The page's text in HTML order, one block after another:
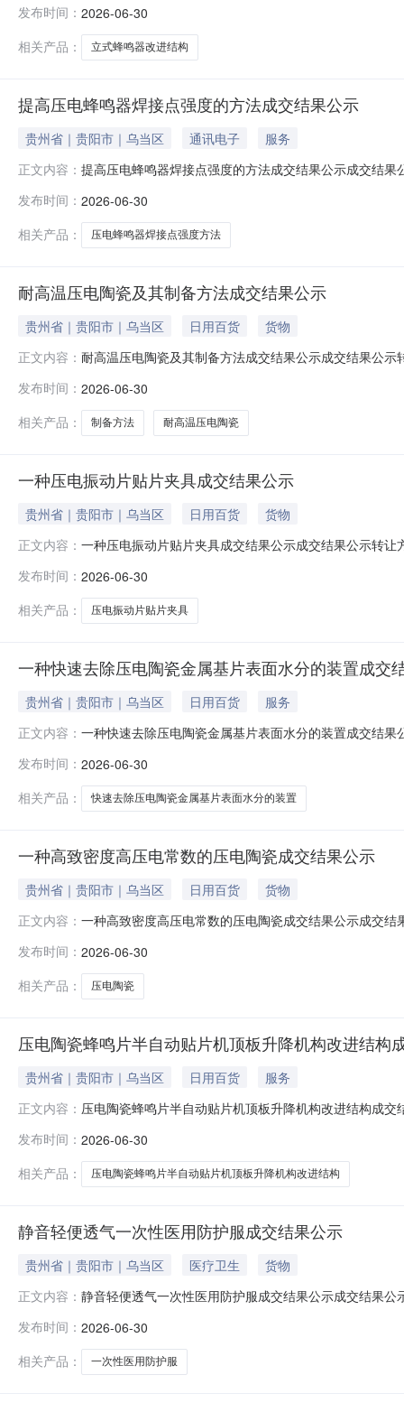
发布时间： 2026-06-30
相关产品：
立式蜂鸣器改进结构
提高压电蜂鸣器焊接点强度的方法成交结果公示
贵州省｜贵阳市｜乌当区 通讯电子
服务
正文内容： 提高压电蜂鸣器焊接点强度的方法成交结果公示成交结
发布时间： 2026-06-30
相关产品：
压电蜂鸣器焊接点强度方法
耐高温压电陶瓷及其制备方法成交结果公示
贵州省｜贵阳市｜乌当区 日用百货
货物
正文内容： 耐高温压电陶瓷及其制备方法成交结果公示成交结果公
发布时间： 2026-06-30
相关产品：
制备方法 耐高温压电陶瓷
一种压电振动片贴片夹具成交结果公示
贵州省｜贵阳市｜乌当区 日用百货
货物
正文内容： 一种压电振动片贴片夹具成交结果公示成交结果公示转
发布时间： 2026-06-30
相关产品：
压电振动片贴片夹具
一种快速去除压电陶瓷金属基片表面水分的装置成交
贵州省｜贵阳市｜乌当区 日用百货
服务
正文内容： 一种快速去除压电陶瓷金属基片表面水分的装置成交结
发布时间： 2026-06-30
相关产品：
快速去除压电陶瓷金属基片表面水分的装置
一种高致密度高压电常数的压电陶瓷成交结果公示
贵州省｜贵阳市｜乌当区 日用百货
货物
正文内容： 一种高致密度高压电常数的压电陶瓷成交结果公示成交
发布时间： 2026-06-30
相关产品：
压电陶瓷
压电陶瓷蜂鸣片半自动贴片机顶板升降机构改进结构
贵州省｜贵阳市｜乌当区 日用百货
服务
正文内容： 压电陶瓷蜂鸣片半自动贴片机顶板升降机构改进结构成
发布时间： 2026-06-30
相关产品：
压电陶瓷蜂鸣片半自动贴片机顶板升降机构改进结构
静音轻便透气一次性医用防护服成交结果公示
贵州省｜贵阳市｜乌当区 医疗卫生
货物
正文内容： 静音轻便透气一次性医用防护服成交结果公示成交结果
发布时间： 2026-06-30
相关产品：
一次性医用防护服